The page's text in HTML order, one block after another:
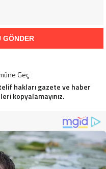
Geç
hakları gazete ve haber
kopyalamayınız.